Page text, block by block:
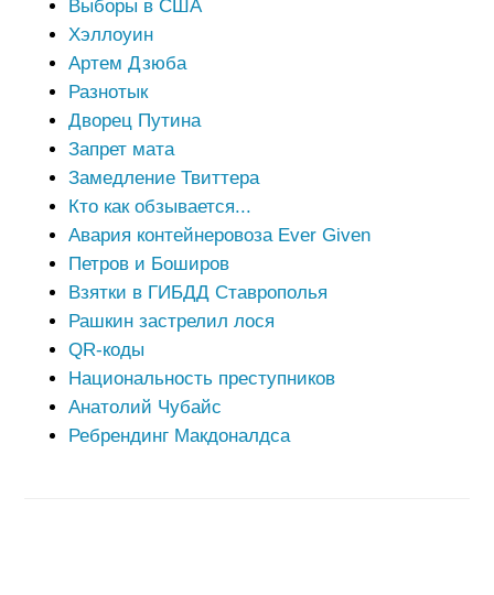
Выборы в США
Хэллоуин
Артем Дзюба
Разнотык
Дворец Путина
Запрет мата
Замедление Твиттера
Кто как обзывается...
Авария контейнеровоза Ever Given
Петров и Боширов
Взятки в ГИБДД Ставрополья
Рашкин застрелил лося
QR-коды
Национальность преступников
Анатолий Чубайс
Ребрендинг Макдоналдса